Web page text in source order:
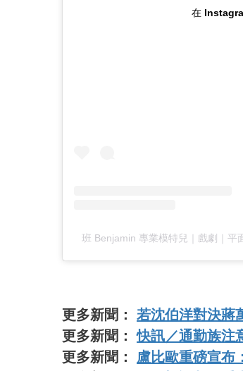
在
班 Benjamin 專業模特兒｜戲劇｜
更多新聞： 若沈伯洋對決蔣
更多新聞：快訊／通勤族注
更多新聞： 盧比歐重磅宣布